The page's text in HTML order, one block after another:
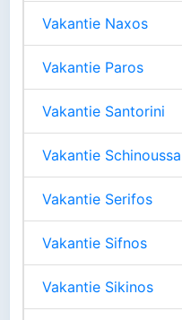
Vakantie Naxos
Vakantie Paros
Vakantie Santorini
Vakantie Schinoussa
Vakantie Serifos
Vakantie Sifnos
Vakantie Sikinos